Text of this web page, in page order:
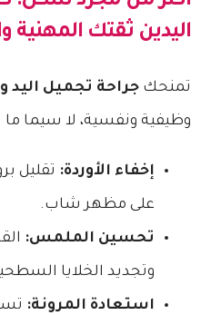
اليدين ثقتك المهنية
تمنحكجراحة تجميل اليد
وظيفية ونفسية، لا سيما ما
إخفاء الأوردة: تقليل
على مظهر شاب.
تحسين الملمس:
وتجديد الخلايا
استعادة المرونة: